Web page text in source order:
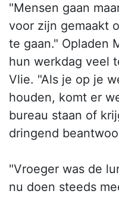
"Mensen gaan
voor zijn gemaakt
te gaan." Opladen
hun werkdag veel
Vlie. "Als je op je
houden, komt er
bureau staan of
dringend
"Vroeger was de
nu doen steeds